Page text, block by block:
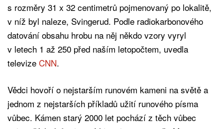
s rozměry 31 x 32 centimetrů pojmenovaný po lokalitě,
v níž byl naleze, Svingerud. Podle radiokarbonového
datování obsahu hrobu na něj někdo vzory vyryl
v letech 1 až 250 před naším letopočtem, uvedla
televize CNN.
Vědci hovoří o nejstarším runovém kameni na světě a
jednom z nejstarších příkladů užití runového písma
vůbec. Kámen starý 2000 let pochází z těch vůbec